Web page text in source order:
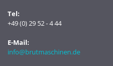
Tel:
+49 (0) 29 52 - 4 44
E-Mail:
info@brutmaschinen.de